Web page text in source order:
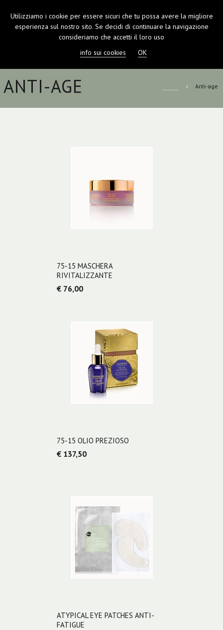
ANTI-AGE Anti-age
75-15 MASCHERA
RIVITALIZZANTE
€ 76,00
75-15 OLIO PREZIOSO
€ 137,50
ATYPICAL EYE PATCHES ANTI-
FATIGUE
Utilizziamo i cookie per essere sicuri che tu possa avere la migliore
esperienza sul nostro sito. Se decidi di continuare la navigazione
consideriamo che accetti il loro uso
info sui cookies
OK